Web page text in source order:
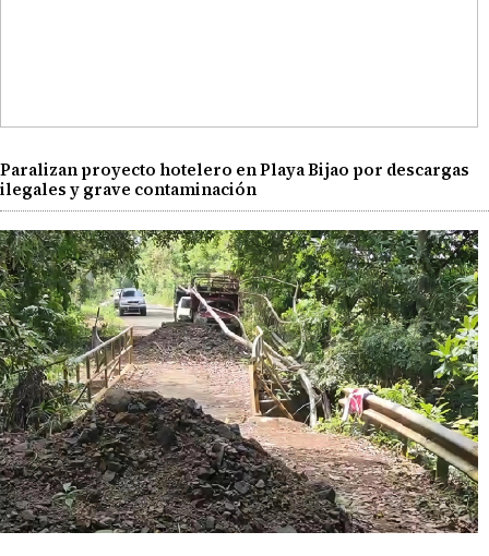
Paralizan proyecto hotelero en Playa Bijao por descargas
ilegales y grave contaminación